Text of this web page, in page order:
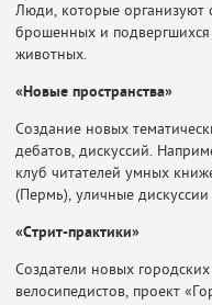
Люди, которые организуют
брошенных и
животных.
«Новые пространства»
Создание новых
дебатов, дискуссий.
клуб читателей умных
(Пермь), уличные
«Стрит-практики»
Создатели новых
велосипедистов, проект